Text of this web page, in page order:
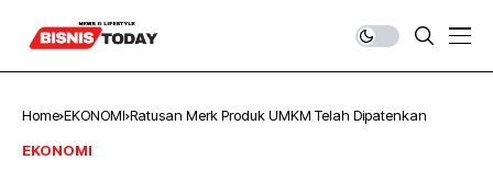
Home EKONOMI Ratusan Merk Produk UMKM Telah Dipatenkan
EKONOMI